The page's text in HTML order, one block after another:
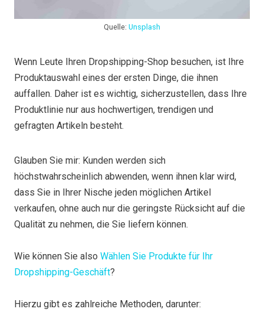
Quelle: Unsplash
Wenn Leute Ihren Dropshipping-Shop besuchen, ist Ihre
Produktauswahl eines der ersten Dinge, die ihnen
auffallen. Daher ist es wichtig, sicherzustellen, dass Ihre
Produktlinie nur aus hochwertigen, trendigen und
gefragten Artikeln besteht.
Glauben Sie mir: Kunden werden sich
höchstwahrscheinlich abwenden, wenn ihnen klar wird,
dass Sie in Ihrer Nische jeden möglichen Artikel
verkaufen, ohne auch nur die geringste Rücksicht auf die
Qualität zu nehmen, die Sie liefern können.
Wie können Sie also Wählen Sie Produkte für Ihr
Dropshipping-Geschäft?
Hierzu gibt es zahlreiche Methoden, darunter: